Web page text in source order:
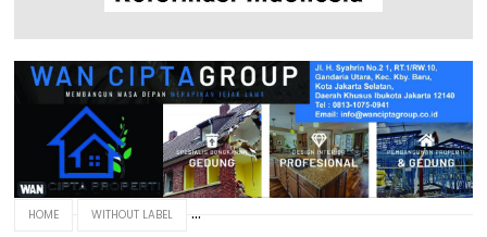
HOME WITHOUT LABEL